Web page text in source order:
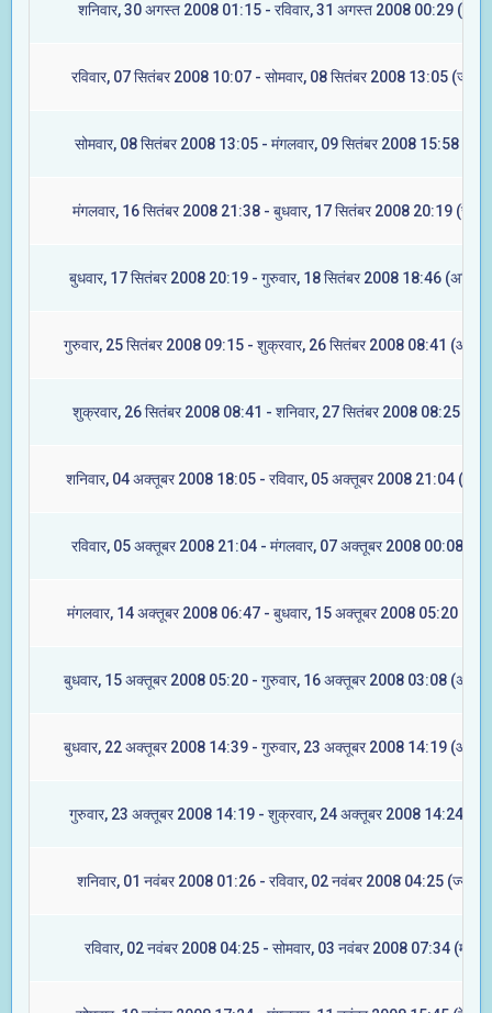
शनिवार, 30 अगस्त 2008 01:15 - रविवार, 31 अगस्त 2008 00:29 (मघा)
रविवार, 07 सितंबर 2008 10:07 - सोमवार, 08 सितंबर 2008 13:05
सोमवार, 08 सितंबर 2008 13:05 - मंगलवार, 09 सितंबर 2008 15:58 (मूल)
मंगलवार, 16 सितंबर 2008 21:38 - बुधवार, 17 सितंबर 2008 20:19 (रेवती)
बुधवार, 17 सितंबर 2008 20:19 - गुरुवार, 18 सितंबर 2008 18:46
गुरुवार, 25 सितंबर 2008 09:15 - शुक्रवार, 26 सितंबर 2008 08:41
शुक्रवार, 26 सितंबर 2008 08:41 - शनिवार, 27 सितंबर 2008 08:25
शनिवार, 04 अक्तूबर 2008 18:05 - रविवार, 05 अक्तूबर 2008 21:04
रविवार, 05 अक्तूबर 2008 21:04 - मंगलवार, 07 अक्तूबर 2008 00:08
मंगलवार, 14 अक्तूबर 2008 06:47 - बुधवार, 15 अक्तूबर 2008 05:20
बुधवार, 15 अक्तूबर 2008 05:20 - गुरुवार, 16 अक्तूबर 2008 03:08
बुधवार, 22 अक्तूबर 2008 14:39 - गुरुवार, 23 अक्तूबर 2008 14:19
गुरुवार, 23 अक्तूबर 2008 14:19 - शुक्रवार, 24 अक्तूबर 2008 14:24
शनिवार, 01 नवंबर 2008 01:26 - रविवार, 02 नवंबर 2008 04:25 (ज्येष्टा)
रविवार, 02 नवंबर 2008 04:25 - सोमवार, 03 नवंबर 2008 07:34 (मूल)